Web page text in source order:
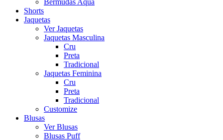
Bermudas Aqua
Shorts
Jaquetas
Ver Jaquetas
Jaquetas Masculina
Cru
Preta
Tradicional
Jaquetas Feminina
Cru
Preta
Tradicional
Customize
Blusas
Ver Blusas
Blusas Puff